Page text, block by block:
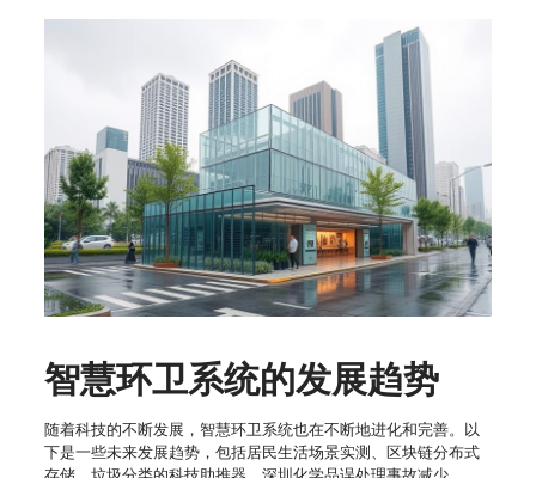
智慧环卫系统的发展趋势
随着科技的不断发展，智慧环卫系统也在不断地进化和完善。以
下是一些未来发展趋势，包括居民生活场景实测、区块链分布式